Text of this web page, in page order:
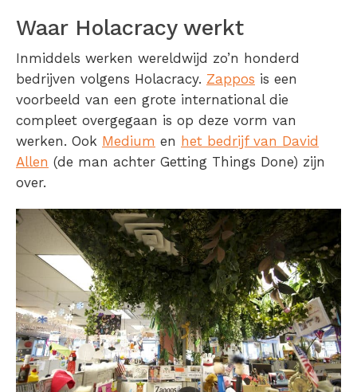
Waar Holacracy werkt
Inmiddels werken wereldwijd zo’n honderd
bedrijven volgens Holacracy. Zappos is een
voorbeeld van een grote international die
compleet overgegaan is op deze vorm van
werken. Ook Medium en het bedrijf van David
Allen (de man achter Getting Things Done) zijn
over.